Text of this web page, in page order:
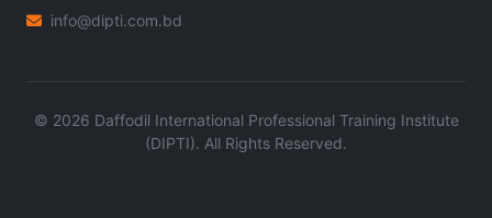
info@dipti.com.bd
© 2026 Daffodil International Professional Training Institute
(DIPTI). All Rights Reserved.